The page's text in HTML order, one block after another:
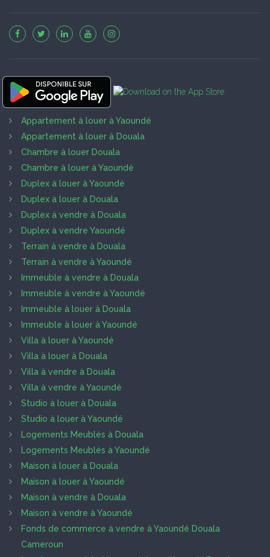
Appartement à louer à Yaoundé
Appartement à louer à Douala
Chambre à louer Douala
Chambre à louer à Yaoundé
Duplex à louer à Yaoundé
Duplex à louer à Douala
Duplex à vendre à Douala
Duplex à vendre Yaoundé
Terrain à vendre à Douala
Terrain à vendre à Yaoundé
Immeuble à vendre à Douala
Immeuble à vendre à Yaoundé
Immeuble à louer à Douala
Immeuble à louer à Yaoundé
Villa à louer à Yaoundé
Villa à louer à Douala
Villa à vendre à Douala
Villa à vendre à Yaoundé
Studio à louer à Douala
Studio à louer à Yaoundé
Logements Meublés à Douala
Logements Meublés à Yaoundé
Maison à louer à Douala
Maison à louer à Yaoundé
Maison à vendre à Douala
Maison à vendre à Yaoundé
Fonds de commerce à vendre à Yaoundé Douala
Cameroun